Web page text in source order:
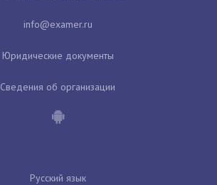
Юридические документы
Сведения об организации
Русский язык